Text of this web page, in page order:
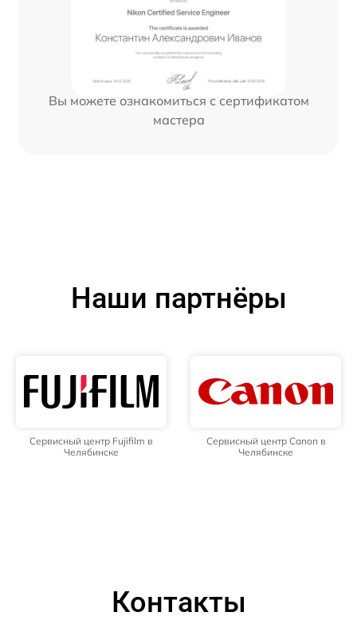
Вы можете ознакомиться с сертификатом
мастера
Наши партнёры
Сервисный центр Fujifilm в
Челябинске
Сервисный центр Canon в
Челябинске
Контакты